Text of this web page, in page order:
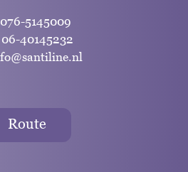
076-5145009
06-40145232
Route